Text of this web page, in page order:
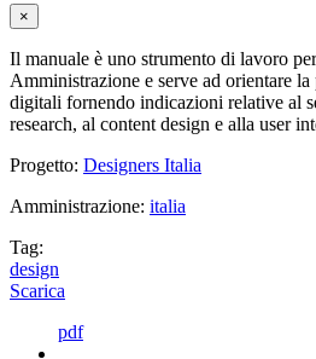
×
Il manuale è uno strumento di lavoro
Amministrazione e serve ad orientare
digitali fornendo indicazioni relative al
research, al content design e alla user
Progetto: Designers Italia
Amministrazione: italia
Tag:
design
Scarica
pdf